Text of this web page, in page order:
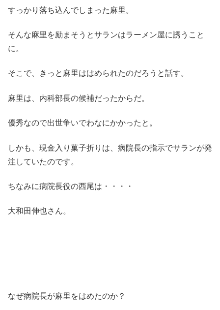
すっかり落ち込んでしまった麻里。
そんな麻里を励まそうとサランはラーメン屋に誘うこと
に。
そこで、きっと麻里ははめられたのだろうと話す。
麻里は、内科部長の候補だったからだ。
優秀なので出世争いでわなにかかったと。
しかも、現金入り菓子折りは、病院長の指示でサランが発
注していたのです。
ちなみに病院長役の西尾は・・・・
大和田伸也さん。
なぜ病院長が麻里をはめたのか？